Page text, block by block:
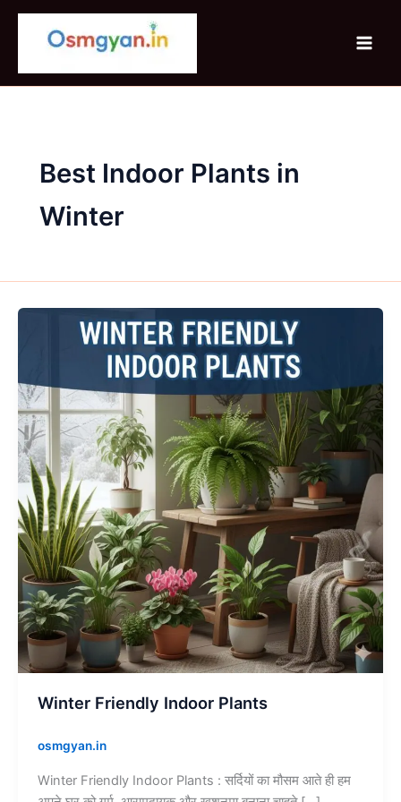
Skip
Best Indoor Plants in
Winter
Winter Friendly Indoor Plants
osmgyan.in
Winter Friendly Indoor Plants : सर्दियों का मौसम आते ही हम
Winter
Friendly
Plants